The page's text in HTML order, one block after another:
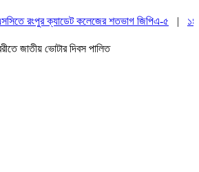
রংপুর ক্যাডেট কলেজের শতভাগ জিপিএ-৫| ১৪৪
জাতীয় ভোটার দিবস পালিত